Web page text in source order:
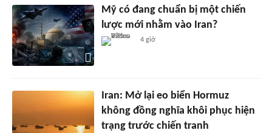
Mỹ có đang chuẩn bị một chiến
lược mới nhằm vào Iran?
4 giờ
Iran: Mở lại eo biển Hormuz
không đồng nghĩa khôi phục hiện
trạng trước chiến tranh